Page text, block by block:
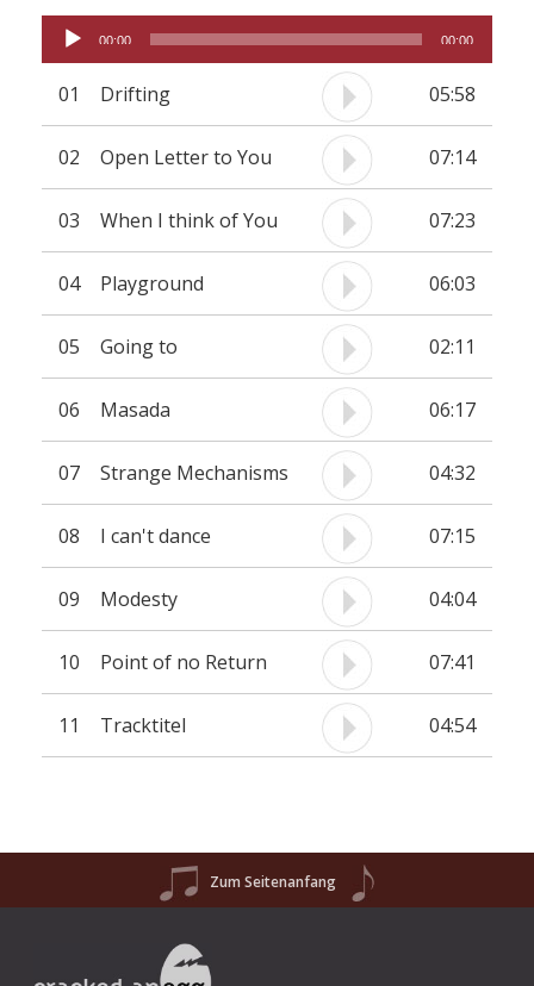
Audio-
Player
00:00 00:00
01 Drifting 05:58
02 Open Letter to You 07:14
03 When I think of You 07:23
04 Playground 06:03
05 Going to 02:11
06 Masada 06:17
07 Strange Mechanisms 04:32
08 I can't dance 07:15
09 Modesty 04:04
10 Point of no Return 07:41
11 Tracktitel 04:54
Zum Seitenanfang